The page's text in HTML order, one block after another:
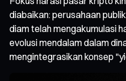
diabaikan: perusahaan
diam telah mengakumulasi
evolusi mendalam dalam
mengintegrasikan konsep